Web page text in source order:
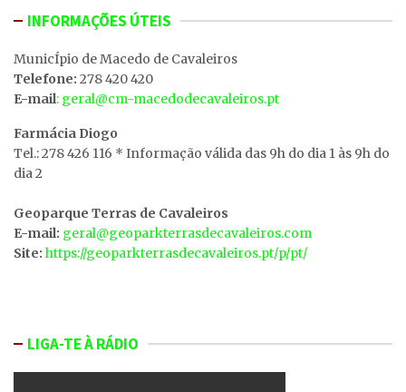
INFORMAÇÕES ÚTEIS
MunicÍpio de Macedo de Cavaleiros
Telefone: 278 420 420
E-mail: geral@cm-macedodecavaleiros.pt
Farmácia Diogo
Tel.: 278 426 116 * Informação válida das 9h do dia 1 às 9h do
dia 2
Geoparque Terras de Cavaleiros
E-mail: geral@geoparkterrasdecavaleiros.com
Site: https://geoparkterrasdecavaleiros.pt/p/pt/
LIGA-TE À RÁDIO